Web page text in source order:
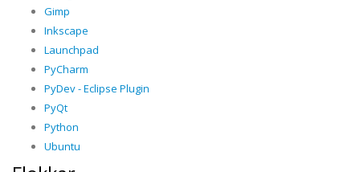
Gimp
Inkscape
Launchpad
PyCharm
PyDev - Eclipse Plugin
PyQt
Python
Ubuntu